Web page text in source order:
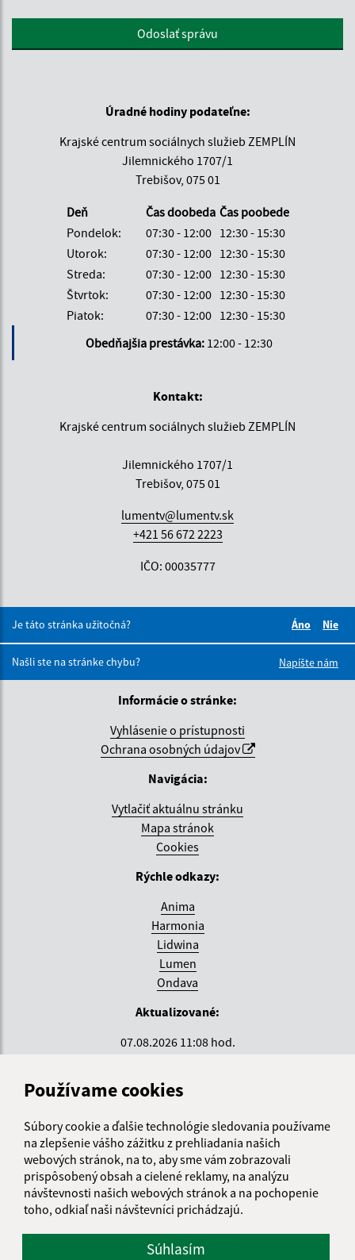
Používame cookies
Súbory cookie a ďalšie technológie sledovania používame
na zlepšenie vášho zážitku z prehliadania našich
webových stránok, na to, aby sme vám zobrazovali
prispôsobený obsah a cielené reklamy, na analýzu
návštevnosti našich webových stránok a na pochopenie
toho, odkiaľ naši návštevníci prichádzajú.
Súhlasím
Google reCaptcha ResponseOdoslať správu
Úradné hodiny podateľne:
Krajské centrum sociálnych služieb ZEMPLÍN
Jilemnického 1707/1
Trebišov, 075 01
Deň Čas doobeda Čas poobede
Pondelok:
07:30 - 12:00 12:30 - 15:30
Utorok:
07:30 - 12:00 12:30 - 15:30
Streda:
07:30 - 12:00 12:30 - 15:30
Štvrtok:
07:30 - 12:00 12:30 - 15:30
Piatok:
07:30 - 12:00 12:30 - 15:30
Obedňajšia prestávka: 12:00 - 12:30
Kontakt:
Krajské centrum sociálnych služieb ZEMPLÍN
Jilemnického 1707/1
Trebišov, 075 01
lumentv@lumentv.sk
+421 56 672 2223
IČO: 00035777
Je táto stránka užitočná?
Áno
Nie
Našli ste na stránke chybu?
Napíšte nám
Informácie o stránke:
Vyhlásenie o prístupnosti
Ochrana osobných údajov
Navigácia:
Vytlačiť aktuálnu stránku
Mapa stránok
Cookies
Rýchle odkazy:
Anima
Harmonia
Lidwina
Lumen
Ondava
Aktualizované:
07.08.2026 11:08 hod.
Správca obsahu je Krajské centrum sociálnych služieb
ZEMPLÍN.
Vytvorené v súlade sJednotným dizajn manuálom
elektronických služieb.
Zriaďovateľ organizácie: